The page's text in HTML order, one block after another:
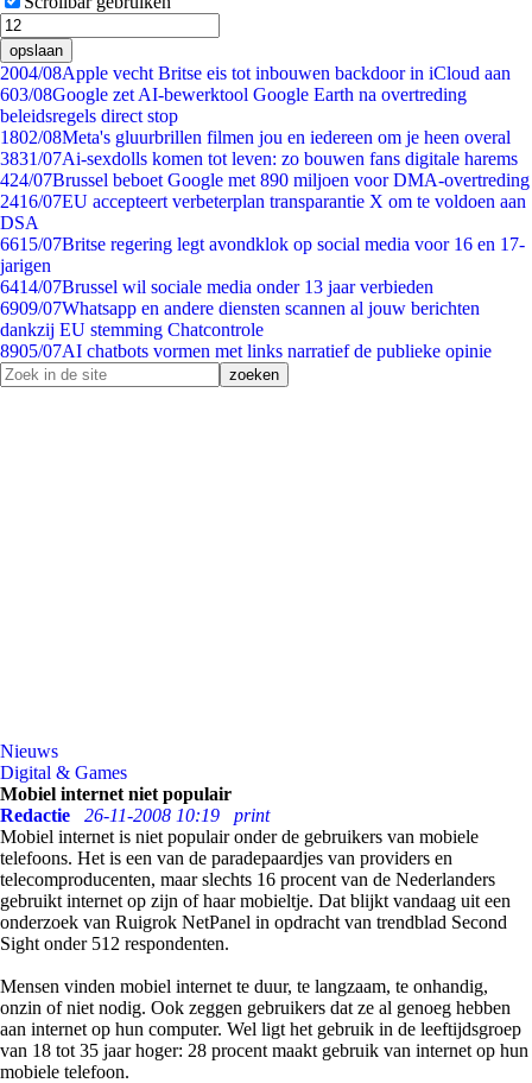
opslaan
2004/08Apple vecht Britse eis tot inbouwen backdoor in iCloud aan
603/08Google zet AI-bewerktool Google Earth na overtreding
beleidsregels direct stop
1802/08Meta's gluurbrillen filmen jou en iedereen om je heen overal
3831/07Ai-sexdolls komen tot leven: zo bouwen fans digitale harems
424/07Brussel beboet Google met 890 miljoen voor DMA-overtreding
2416/07EU accepteert verbeterplan transparantie X om te voldoen aan
DSA
6615/07Britse regering legt avondklok op social media voor 16 en 17-
jarigen
6414/07Brussel wil sociale media onder 13 jaar verbieden
6909/07Whatsapp en andere diensten scannen al jouw berichten
dankzij EU stemming Chatcontrole
8905/07AI chatbots vormen met links narratief de publieke opinie
Nieuws
Digital & Games
Mobiel internet niet populair
Redactie
26-11-2008 10:19
print
Mobiel internet is niet populair onder de gebruikers van mobiele
telefoons. Het is een van de paradepaardjes van providers en
telecomproducenten, maar slechts 16 procent van de Nederlanders
gebruikt internet op zijn of haar mobieltje. Dat blijkt vandaag uit een
onderzoek van Ruigrok NetPanel in opdracht van trendblad Second
Sight onder 512 respondenten.
Mensen vinden mobiel internet te duur, te langzaam, te onhandig,
onzin of niet nodig. Ook zeggen gebruikers dat ze al genoeg hebben
aan internet op hun computer. Wel ligt het gebruik in de leeftijdsgroep
van 18 tot 35 jaar hoger: 28 procent maakt gebruik van internet op hun
mobiele telefoon.